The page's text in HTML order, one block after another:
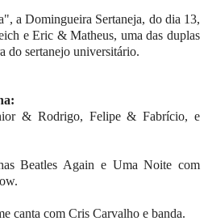
a Domingueira Sertaneja, do dia 13,
e Eric & Matheus, uma das duplas
do sertanejo universitário.
& Rodrigo, Felipe & Fabrício, e
Beatles Again e Uma Noite com
canta com Cris Carvalho e banda.